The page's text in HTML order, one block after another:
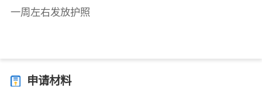
一周左右发放护照
申请材料